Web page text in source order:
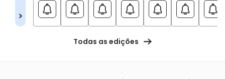
Todas as edições